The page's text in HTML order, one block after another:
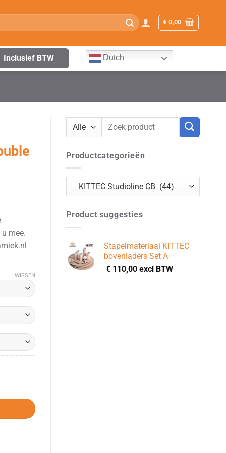
€ 0,00
Inclusief BTW Dutch
Zoeken
Productcategorieën
Product suggesties
Stapelmateriaal KITTEC
bovenladers Set A
€ 110,00 excl BTW
mee.
WISSEN